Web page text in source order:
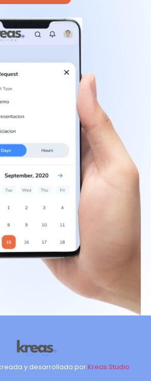
y desarrollada porKreas.Studio